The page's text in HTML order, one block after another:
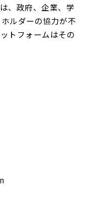
、政府、企業、学
ルダーの協力が不
トフォームはその